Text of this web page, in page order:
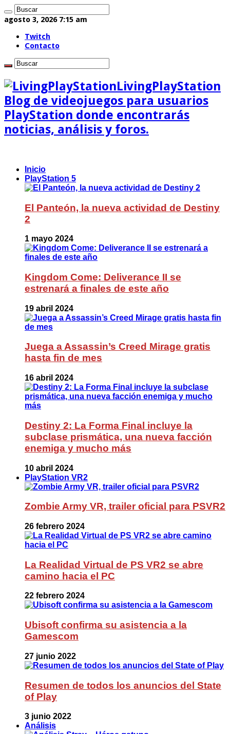
agosto 3, 2026 7:15 am
Twitch
Contacto
LivingPlayStation
Blog de videojuegos para usuarios
PlayStation donde encontrarás
noticias, análisis y foros.
Inicio
PlayStation 5
El Panteón, la nueva actividad de Destiny
2
1 mayo 2024
Kingdom Come: Deliverance II se
estrenará a finales de este año
19 abril 2024
Juega a Assassin’s Creed Mirage gratis
hasta fin de mes
16 abril 2024
Destiny 2: La Forma Final incluye la
subclase prismática, una nueva facción
enemiga y mucho más
10 abril 2024
PlayStation VR2
Zombie Army VR, trailer oficial para PSVR2
26 febrero 2024
La Realidad Virtual de PS VR2 se abre
camino hacia el PC
22 febrero 2024
Ubisoft confirma su asistencia a la
Gamescom
27 junio 2022
Resumen de todos los anuncios del State
of Play
3 junio 2022
Análisis